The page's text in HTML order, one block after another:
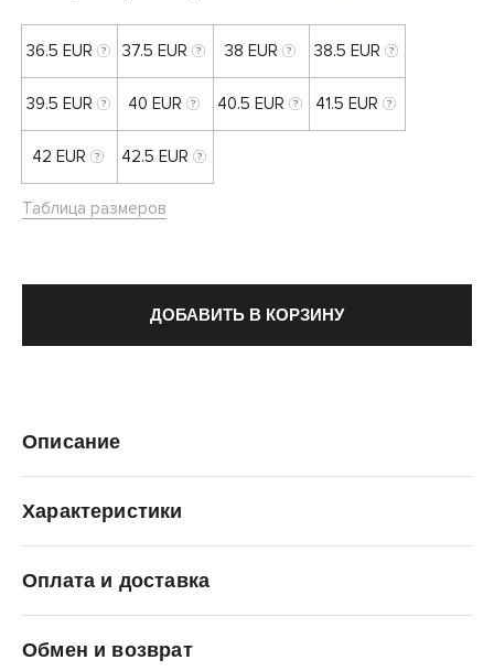
36.5 EUR 37.5 EUR 38 EUR 38.5 EUR
39.5 EUR 40 EUR 40.5 EUR 41.5 EUR
42 EUR 42.5 EUR
Таблица размеров
ДОБАВИТЬ В КОРЗИНУ
Описание
Характеристики
Оплата и доставка
Обмен и возврат